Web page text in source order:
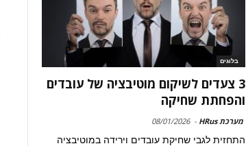
בלוגים
3 צעדים לשיקום מוטיבציה של עובדים
והפחתת שחיקה
מערכת HRus -
08/01/2026
התחזית לגבי שחיקת עובדים וירידה במוטיבציה